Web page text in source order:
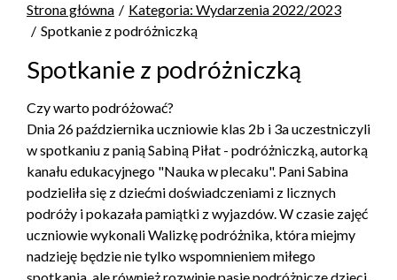
Strona główna
Kategoria: Wydarzenia 2022/2023
Spotkanie z podróżniczką
Spotkanie z podróżniczką
Czy warto podróżować?
Dnia 26 października uczniowie klas 2b i 3a uczestniczyli
w spotkaniu z panią Sabiną Piłat - podróżniczką, autorką
kanału edukacyjnego "Nauka w plecaku". Pani Sabina
podzieliła się z dziećmi doświadczeniami z licznych
podróży i pokazała pamiątki z wyjazdów. W czasie zajęć
uczniowie wykonali Walizkę podróżnika, która miejmy
nadzieję będzie nie tylko wspomnieniem miłego